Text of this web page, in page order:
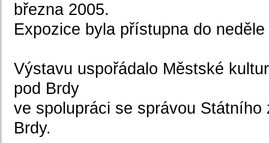
března 2005.
Expozice byla přístupna do
Výstavu uspořádalo Městské
pod Brdy
ve spolupráci se správou Státního
Brdy.